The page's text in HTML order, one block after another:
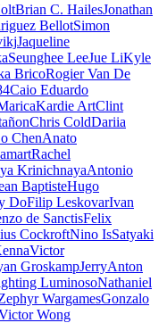
Brian C. HailesJonathan
BellotSimon
Jaqueline
Seunghee LeeJue LiKyle
BricoRogier Van De
Caio Eduardo
Kardie ArtClint
Chris ColdDariia
ChenAnato
Rachel
KrinichnayaAntonio
BaptisteHugo
DoFilip LeskovarIvan
de SanctisFelix
CockroftNino IsSatyaki
Victor
GroskampJerryAnton
LuminosoNathaniel
WargamesGonzalo
Wong